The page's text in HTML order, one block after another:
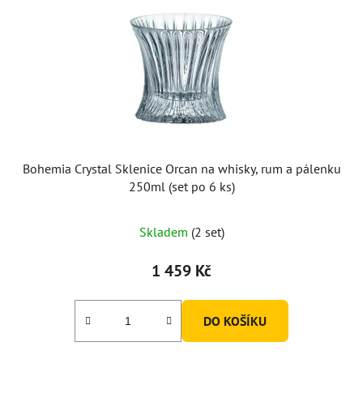
Bohemia Crystal Sklenice Orcan na whisky, rum a pálenku
250ml (set po 6 ks)
Skladem (2 set)
1 459 Kč
DO KOŠÍKU